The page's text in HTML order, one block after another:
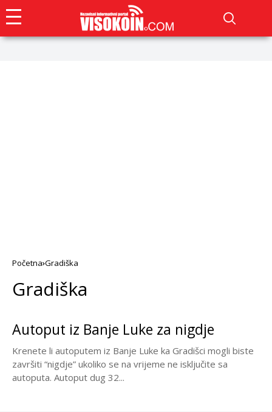
Početna Gradiška
Gradiška
Autoput iz Banje Luke za nigdje
Krenete li autoputem iz Banje Luke ka Gradišci mogli biste
završiti “nigdje” ukoliko se na vrijeme ne isključite sa
autoputa. Autoput dug 32...